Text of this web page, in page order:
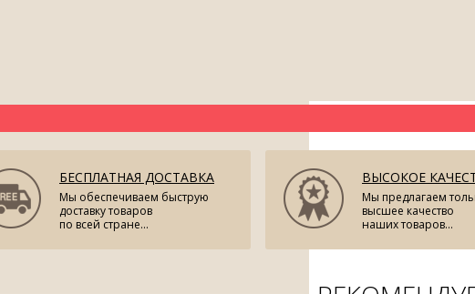
БЕСПЛАТНАЯ ДОСТАВКА
Мы обеспечиваем быструю
доставку товаров
по всей стране...
ВЫСОКОЕ
Мы предлагаем
высшее качество
наших товаров...